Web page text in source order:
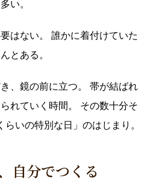
い。
はない。 誰かに着付けていた
とある。
、鏡の前に立つ。 帯が結ばれ
れていく時間。 その数十分そ
いの特別な日」のはじまり。
自分でつくる